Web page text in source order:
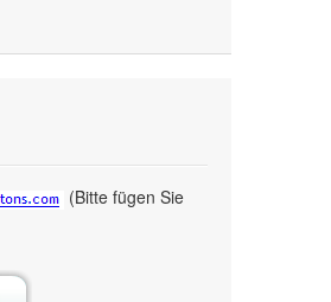
(Bitte fügen Sie